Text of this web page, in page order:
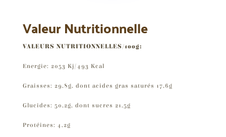
Valeur Nutritionnelle
VALEURS NUTRITIONNELLES/100g:
Energie: 2053 Kj/493 Kcal
Graisses: 29,8g, dont acides gras saturés 17,6g
Glucides: 50,2g, dont sucres 21,5g
Protéines: 4,2g